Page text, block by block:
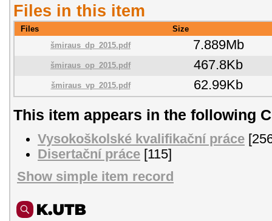
Files in this item
Files
Size
šmiraus_dp_2015.pdf
7.889Mb
šmiraus_op_2015.pdf 467.8Kb
šmiraus_vp_2015.pdf 62.99Kb
This item appears in the following
Vysokoškolské kvalifikační práce
Disertační práce [115]
Show simple item record